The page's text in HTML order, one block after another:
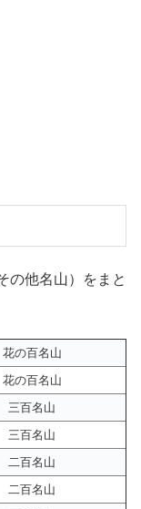
の他名山）をまと
花の百名山
花の百名山
三百名山
三百名山
二百名山
二百名山